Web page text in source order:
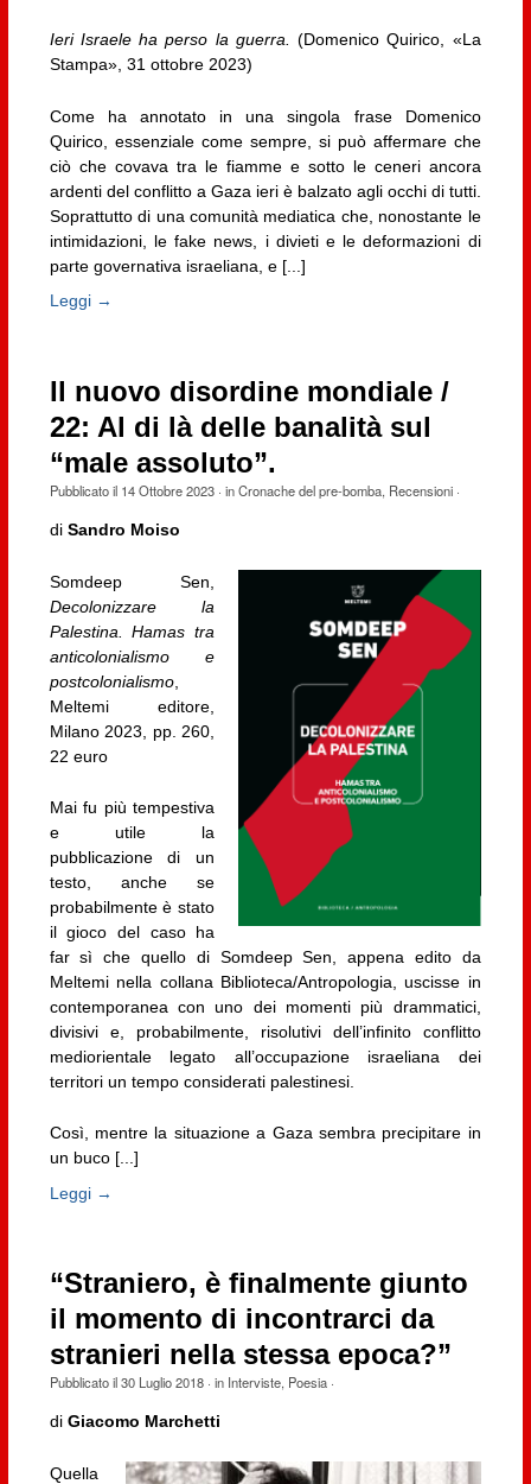
Ieri Israele ha perso la guerra. (Domenico Quirico, «La
Stampa», 31 ottobre 2023)
Come ha annotato in una singola frase Domenico
Quirico, essenziale come sempre, si può affermare che
ciò che covava tra le fiamme e sotto le ceneri ancora
ardenti del conflitto a Gaza ieri è balzato agli occhi di tutti.
Soprattutto di una comunità mediatica che, nonostante le
intimidazioni, le fake news, i divieti e le deformazioni di
parte governativa israeliana, e [...]
Leggi →
Il nuovo disordine mondiale /
22: Al di là delle banalità sul
“male assoluto”.
Pubblicato il 14 Ottobre 2023· inCronache del pre-bomba, Recensioni·
di Sandro Moiso
Somdeep Sen,
Decolonizzare la
Palestina. Hamas tra
anticolonialismo e
postcolonialismo,
Meltemi editore,
Milano 2023, pp. 260,
22 euro
Mai fu più tempestiva
e utile la
pubblicazione di un
testo, anche se
probabilmente è stato
il gioco del caso ha
far sì che quello di Somdeep Sen, appena edito da
Meltemi nella collana Biblioteca/Antropologia, uscisse in
contemporanea con uno dei momenti più drammatici,
divisivi e, probabilmente, risolutivi dell’infinito conflitto
mediorientale legato all’occupazione israeliana dei
territori un tempo considerati palestinesi.
Così, mentre la situazione a Gaza sembra precipitare in
un buco [...]
Leggi →
“Straniero, è finalmente giunto
il momento di incontrarci da
stranieri nella stessa epoca?”
Pubblicato il30 Luglio 2018· in Interviste, Poesia·
di Giacomo Marchetti
Quella